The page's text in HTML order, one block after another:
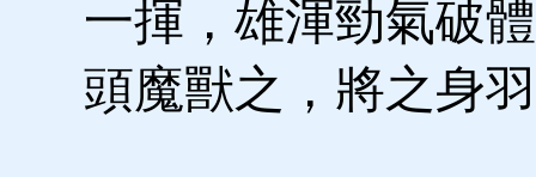
一揮，雄渾勁氣破
頭魔獸之，將之身